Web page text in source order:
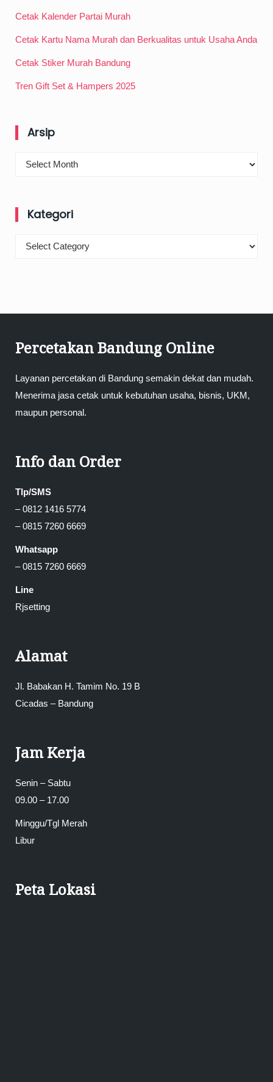
Cetak Kalender Partai Murah
Cetak Kartu Nama Murah dan Berkualitas untuk Usaha Anda
Cetak Stiker Murah Bandung
Tren Gift Set & Hampers 2025
Arsip
Arsip
Kategori
Kategori
Percetakan Bandung Online
Layanan percetakan di Bandung semakin dekat dan mudah.
Menerima jasa cetak untuk kebutuhan usaha, bisnis, UKM,
maupun personal.
Info dan Order
Tlp/SMS
– 0812 1416 5774
– 0815 7260 6669
Whatsapp
– 0815 7260 6669
Line
Rjsetting
Alamat
Jl. Babakan H. Tamim No. 19 B
Cicadas – Bandung
Jam Kerja
Senin – Sabtu
09.00 – 17.00
Minggu/Tgl Merah
Libur
Peta Lokasi